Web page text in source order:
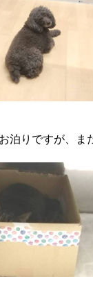
泊りですが、ま